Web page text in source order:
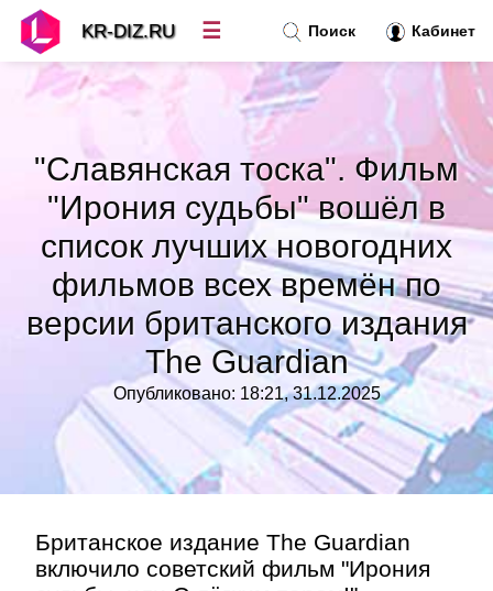
"Славянская тоска". Фильм
"Ирония судьбы" вошёл в
список лучших новогодних
фильмов всех времён по
версии британского издания
The Guardian
Опубликовано: 18:21, 31.12.2025
Британское издание The Guardian
включило советский фильм "Ирония
Поиск Кабинет
KR-DIZ.RU ☰
Новости
Топ новостей»
Рубрики»
»